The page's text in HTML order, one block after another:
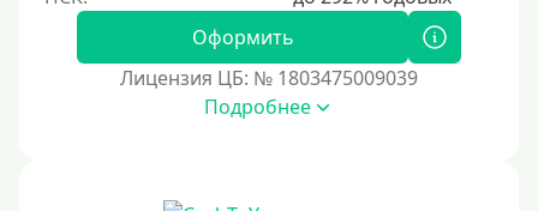
10000 руб
Оформить
Лицензия ЦБ: № 1803475009039
Подробнее